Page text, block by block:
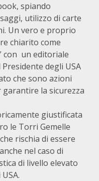
spiando
utilizzo di carte
Un vero e proprio
chiarito come
con un editoriale
degli USA
che sono azioni
la sicurezza
giustificata
le Torri Gemelle
rischia di essere
nel caso di
di livello elevato